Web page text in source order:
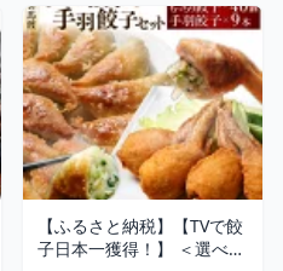
き焼き 黒毛和牛 特産品 宮
崎県 高鍋町【冷凍】
【ふるさと納税】【TVで餃
子日本一獲得！】 ＜選べる